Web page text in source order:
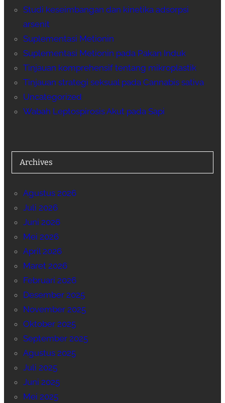
Studi keseimbangan dan kinetika adsorpsi
arsenit
Suplementasi Metionin
Suplementasi Metionin pada Pakan Induk
Tinjauan komprehensif tentang mikroplastik
Tinjauan strategi seksual pada Cannabis sativa
Uncategorized
Wabah Leptospirosis Akut pada Sapi
Archives
Agustus 2026
Juli 2026
Juni 2026
Mei 2026
April 2026
Maret 2026
Februari 2026
Desember 2025
November 2025
Oktober 2025
September 2025
Agustus 2025
Juli 2025
Juni 2025
Mei 2025